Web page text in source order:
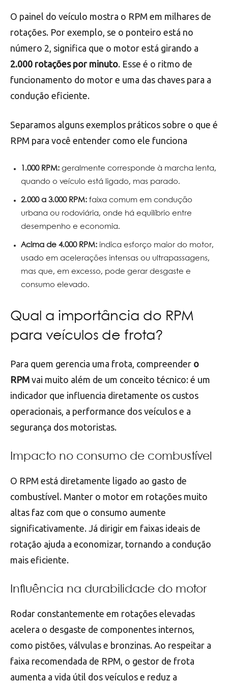
O painel do veículo mostra o RPM em milhares de
rotações. Por exemplo, se o ponteiro está no
número 2, significa que o motor está girando a
2.000 rotações por minuto. Esse é o ritmo de
funcionamento do motor e uma das chaves para a
condução eficiente.
Separamos alguns exemplos práticos sobre o que é
RPM para você entender como ele funciona
1.000 RPM: geralmente corresponde à marcha lenta,
quando o veículo está ligado, mas parado.
2.000 a 3.000 RPM: faixa comum em condução
urbana ou rodoviária, onde há equilíbrio entre
desempenho e economia.
Acima de 4.000 RPM: indica esforço maior do motor,
usado em acelerações intensas ou ultrapassagens,
mas que, em excesso, pode gerar desgaste e
consumo elevado.
Qual a importância do RPM
para veículos de frota?
Para quem gerencia uma frota, compreender o
RPM vai muito além de um conceito técnico: é um
indicador que influencia diretamente os custos
operacionais, a performance dos veículos e a
segurança dos motoristas.
Impacto no consumo de combustível
O RPM está diretamente ligado ao gasto de
combustível. Manter o motor em rotações muito
altas faz com que o consumo aumente
significativamente. Já dirigir em faixas ideais de
rotação ajuda a economizar, tornando a condução
mais eficiente.
Influência na durabilidade do motor
Rodar constantemente em rotações elevadas
acelera o desgaste de componentes internos,
como pistões, válvulas e bronzinas. Ao respeitar a
faixa recomendada de RPM, o gestor de frota
aumenta a vida útil dos veículos e reduz a